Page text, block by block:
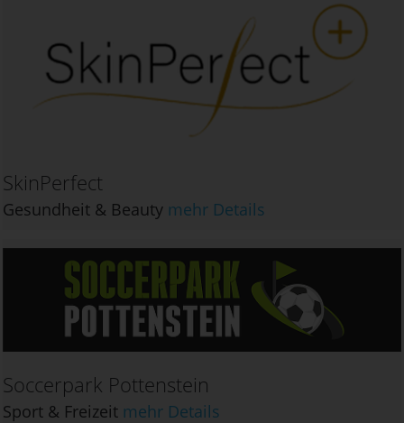
SkinPerfect
Gesundheit & Beauty mehr Details
Soccerpark Pottenstein
Sport & Freizeit mehr Details